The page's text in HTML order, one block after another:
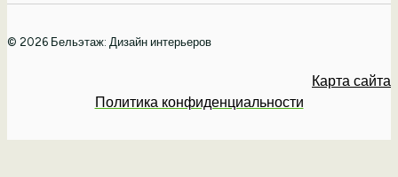
© 2026 Бельэтаж: Дизайн интерьеров
Карта сайта
Политика конфиденциальности